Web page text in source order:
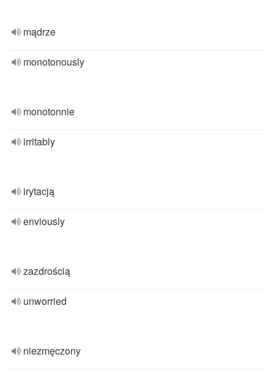
mądrze
monotonously
monotonnie
irritably
irytacją
enviously
zazdrością
unworried
niezmęczony